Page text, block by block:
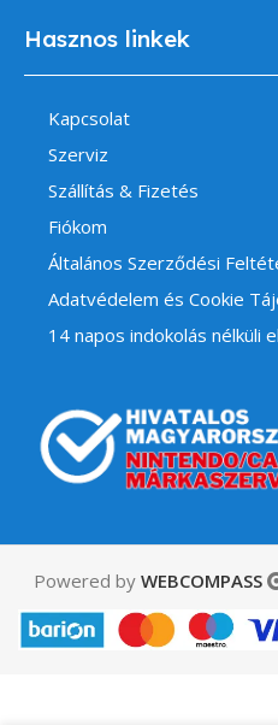
Hasznos linkek
Kapcsolat
Szerviz
Szállítás & Fizetés
Fiókom
Általános Szerződési
Adatvédelem és Cookie
14 napos indokolás nélküli
Powered by WEBCOMPASS